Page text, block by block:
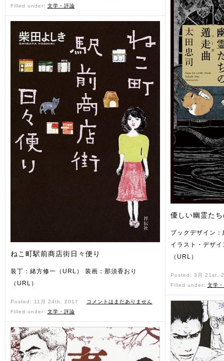
Filled under: 文学・評論
ねこ町駅前商店街日々便り
装丁：緒方修一（URL） 装画：那須香おり
（URL）
Posted: 11月 24th, 2017 ˑ
コメントはまだありません
Filled under: 文学・評論
優しい幽霊た
ブックデザイン
イラスト・デザ
（URL）
Posted: 3月 21st,
Filled under: 文学